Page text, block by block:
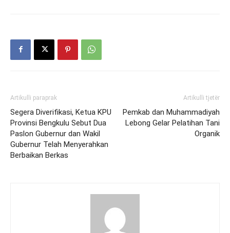
Artikulli paraprak
Segera Diverifikasi, Ketua KPU
Provinsi Bengkulu Sebut Dua
Paslon Gubernur dan Wakil
Gubernur Telah Menyerahkan
Berbaikan Berkas
Artikulli tjetër
Pemkab dan Muhammadiyah
Lebong Gelar Pelatihan Tani
Organik